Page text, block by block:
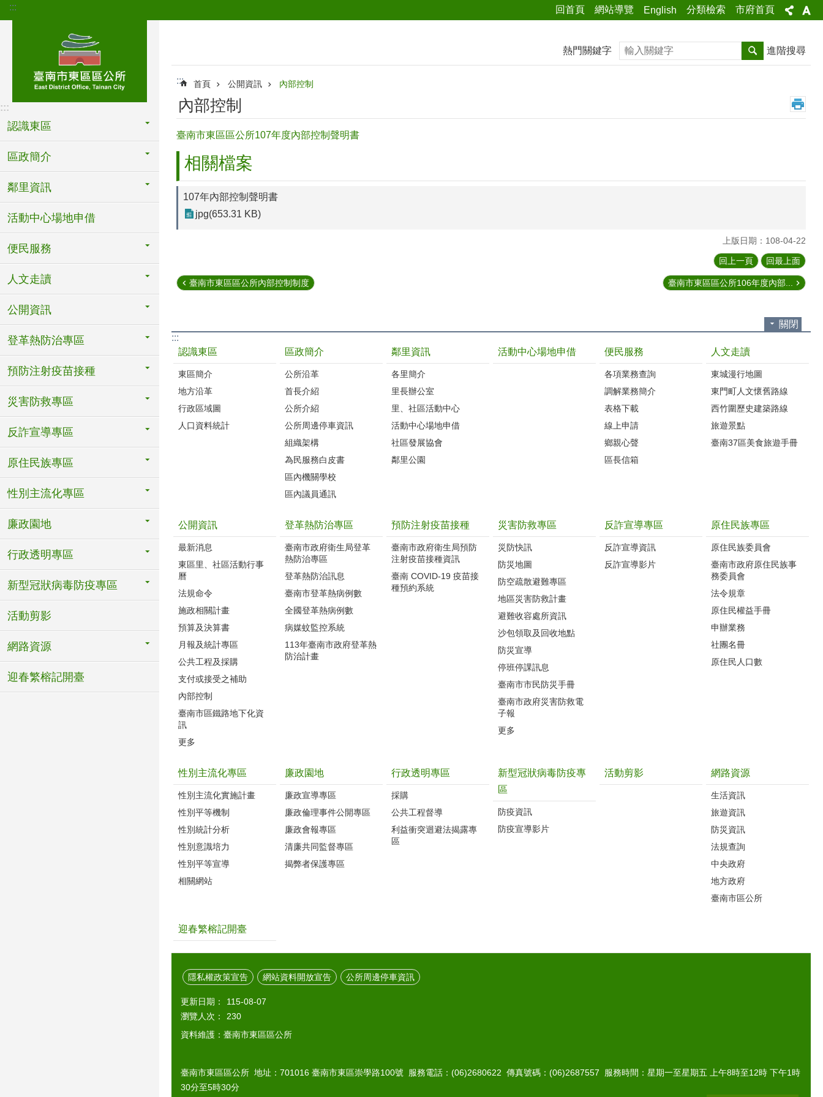
跳到主要內容區塊
::: 回首頁 網站導覽 English 分類檢索 市府首頁
:::
認識東區
區政簡介
鄰里資訊
活動中心場地申借
便民服務
人文走讀
公開資訊
登革熱防治專區
預防注射疫苗接種
災害防救專區
反詐宣導專區
原住民族專區
性別主流化專區
廉政園地
行政透明專區
新型冠狀病毒防疫專區
活動剪影
網路資源
迎春繁榕記開臺
熱門關鍵字 搜尋 進階搜尋
::: 首頁 公開資訊 內部控制
內部控制
臺南市東區區公所107年度內部控制聲明書
相關檔案
107年內部控制聲明書
jpg(653.31 KB)
上版日期：108-04-22
回上一頁 回最上面
臺南市東區區公所內部控制制度 臺南市東區區公所106年度內部...
關閉
:::
認識東區
東區簡介
地方沿革
行政區域圖
人口資料統計
區政簡介
公所沿革
首長介紹
公所介紹
公所周邊停車資訊
組織架構
為民服務白皮書
區內機關學校
區內議員通訊
鄰里資訊
各里簡介
里長辦公室
里、社區活動中心
活動中心場地申借
社區發展協會
鄰里公園
活動中心場地申借 便民服務
各項業務查詢
調解業務簡介
表格下載
線上申請
鄉親心聲
區長信箱
人文走讀
東城漫行地圖
東門町人文懷舊路線
西竹圍歷史建築路線
旅遊景點
臺南37區美食旅遊手冊
公開資訊
最新消息
東區里、社區活動行事
曆
法規命令
施政相關計畫
預算及決算書
月報及統計專區
公共工程及採購
支付或接受之補助
內部控制
臺南市區鐵路地下化資
訊
更多
登革熱防治專區
臺南市政府衛生局登革
熱防治專區
登革熱防治訊息
臺南市登革熱病例數
全國登革熱病例數
病媒蚊監控系統
113年臺南市政府登革熱
防治計畫
預防注射疫苗接種
臺南市政府衛生局預防
注射疫苗接種資訊
臺南 COVID-19 疫苗接
種預約系統
災害防救專區
災防快訊
防災地圖
防空疏散避難專區
地區災害防救計畫
避難收容處所資訊
沙包領取及回收地點
防災宣導
停班停課訊息
臺南市市民防災手冊
臺南市政府災害防救電
子報
更多
反詐宣導專區
反詐宣導資訊
反詐宣導影片
原住民族專區
原住民族委員會
臺南市政府原住民族事
務委員會
法令規章
原住民權益手冊
申辦業務
社團名冊
原住民人口數
性別主流化專區
性別主流化實施計畫
性別平等機制
性別統計分析
性別意識培力
性別平等宣導
相關網站
廉政園地
廉政宣導專區
廉政倫理事件公開專區
廉政會報專區
清廉共同監督專區
揭弊者保護專區
行政透明專區
採購
公共工程督導
利益衝突迴避法揭露專
區
新型冠狀病毒防疫專
區
防疫資訊
防疫宣導影片
活動剪影 網路資源
生活資訊
旅遊資訊
防災資訊
法規查詢
中央政府
地方政府
臺南市區公所
迎春繁榕記開臺
隱私權政策宣告 網站資料開放宣告 公所周邊停車資訊
更新日期：
115-08-07
瀏覽人次：
230
資料維護：臺南市東區區公所
臺南市東區區公所 地址：701016 臺南市東區崇學路100號 服務電話：(06)2680622 傳真號碼：(06)2687557 服務時間：星期一至星期五 上午8時至12時 下午1時
30分至5時30分